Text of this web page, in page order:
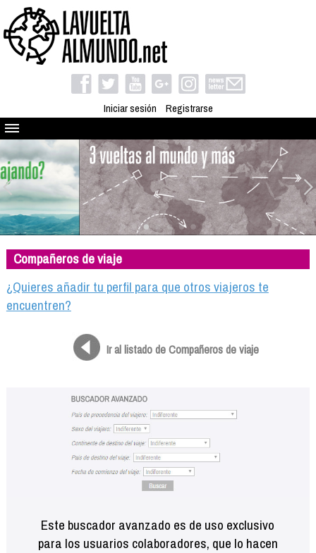
Iniciar sesión Registrarse
Quienes somos
El proyecto
Blog
Viaja con nosotros
Camino solidario
Libros
Compañeros de viaje
Compañeros de viaje
¿Quieres añadir tu perfil para que otros viajeros te
encuentren?
Ir al listado de Compañeros de viaje
Este buscador avanzado es de uso exclusivo
para los usuarios colaboradores, que lo hacen